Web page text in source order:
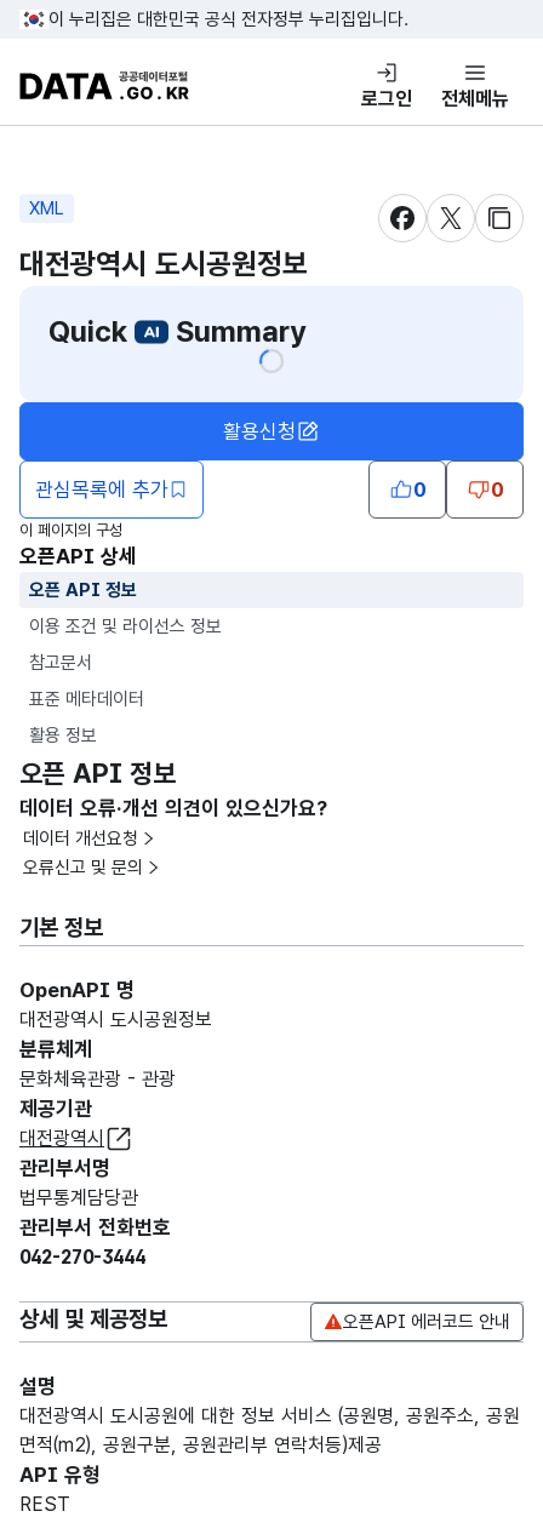
콘텐츠 바로가기
푸터 바로가기
이 누리집은 대한민국 공식 전자정부 누리집입니다.
DATA.GO.KR 공공데이터포털
로그인 전체메뉴
XML
새창 열림새창 열림
새창
대전광역시 도시공원정보
Quick
Summary
관심목록에 추가
활용신청
0 0
이 페이지의 구성
오픈API 상세
오픈 API 정보
이용 조건 및 라이선스 정보
참고문서
표준 메타데이터
활용 정보
오픈 API 정보
데이터 오류·개선 의견이 있으신가요?
데이터 개선요청
오류신고 및 문의
기본 정보
OpenAPI 명
대전광역시 도시공원정보
분류체계
문화체육관광 - 관광
제공기관
대전광역시
관리부서명
법무통계담당관
관리부서 전화번호
042-270-3444
상세 및 제공정보 오픈API 에러코드 안내
설명
대전광역시 도시공원에 대한 정보 서비스 (공원명, 공원주소, 공원
면적(m2), 공원구분, 공원관리부 연락처등)제공
API 유형
REST